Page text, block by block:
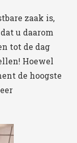
zaak is,
u daarom
tot de dag
Hoewel
de hoogste